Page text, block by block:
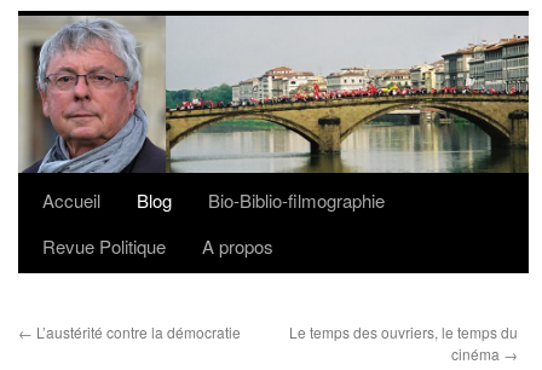
Aller
Accueil Blog
Bio-Biblio-filmographie
Revue Politique
A propos
← L’austérité contre la démocratie
Le temps des ouvriers, le temps du
cinéma →